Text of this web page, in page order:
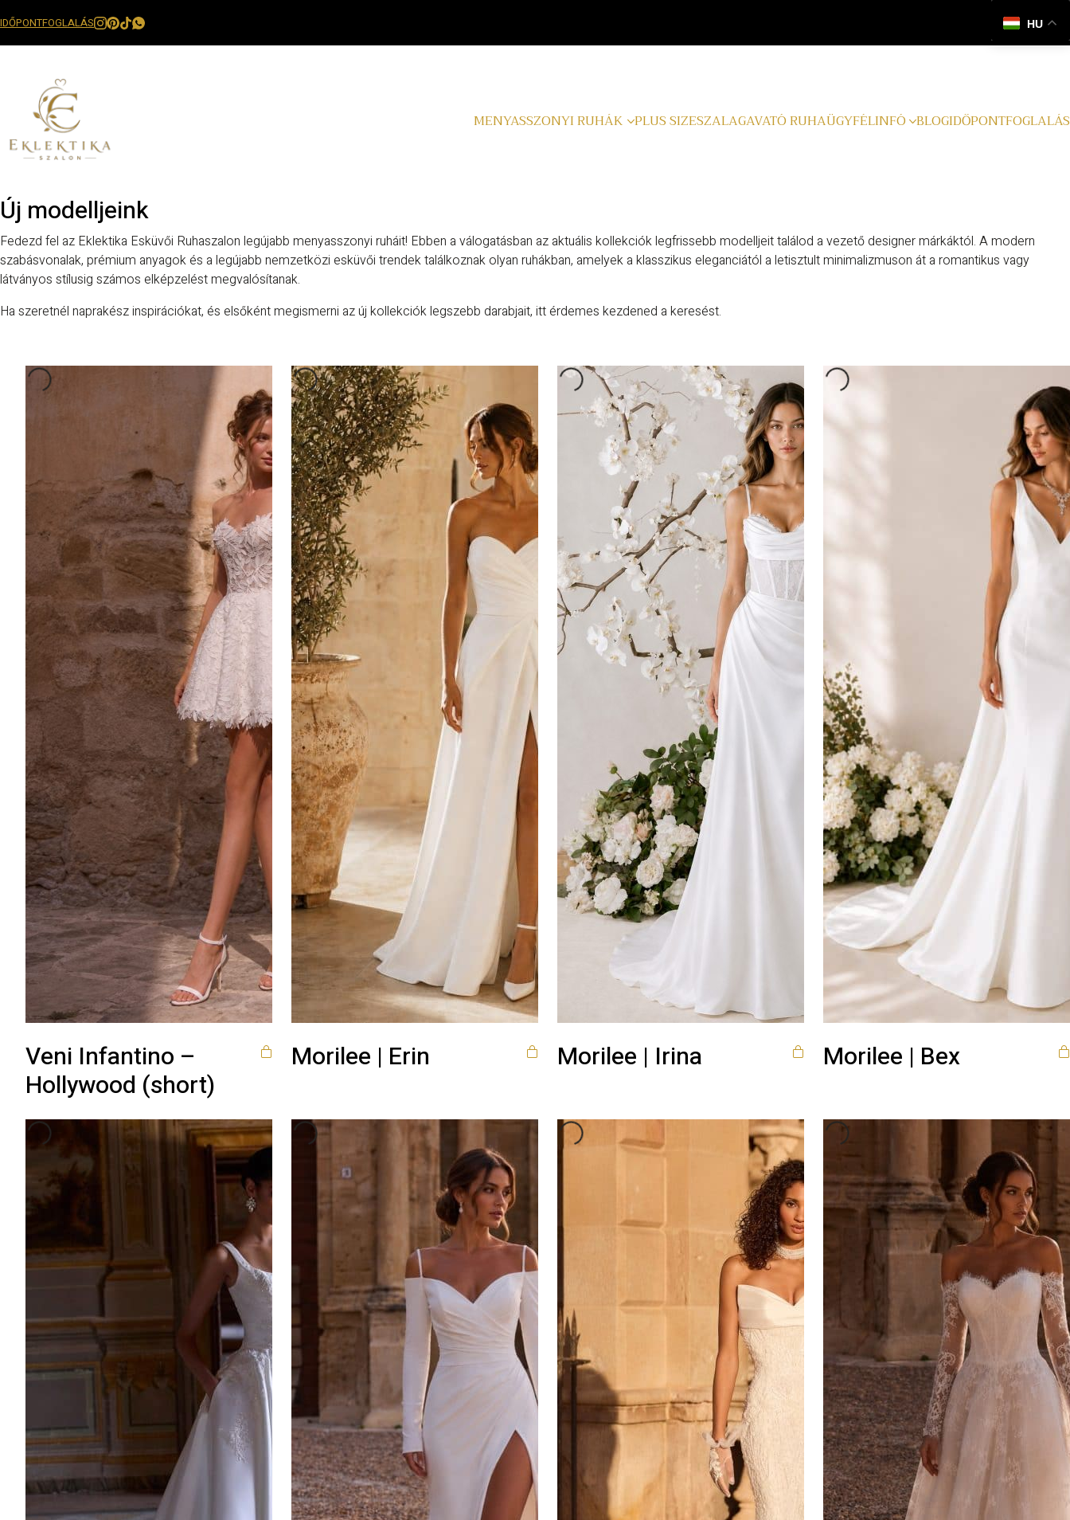
IDŐPONTFOGLALÁS HU
MENYASSZONYI RUHÁK PLUS SIZESZALAGAVATÓ RUHAÜGYFÉLINFÓ BLOGIDŐPONTFOGLALÁS
Új modelljeink
Fedezd fel az Eklektika Esküvői Ruhaszalon legújabb menyasszonyi ruháit! Ebben a válogatásban az aktuális kollekciók legfrissebb modelljeit találod a vezető designer márkáktól. A modern
szabásvonalak, prémium anyagok és a legújabb nemzetközi esküvői trendek találkoznak olyan ruhákban, amelyek a klasszikus eleganciától a letisztult minimalizmuson át a romantikus vagy
látványos stílusig számos elképzelést megvalósítanak.
Ha szeretnél naprakész inspirációkat, és elsőként megismerni az új kollekciók legszebb darabjait, itt érdemes kezdened a keresést.
Veni Infantino –
Hollywood (short)
Morilee | Erin Morilee | Irina Morilee | Bex